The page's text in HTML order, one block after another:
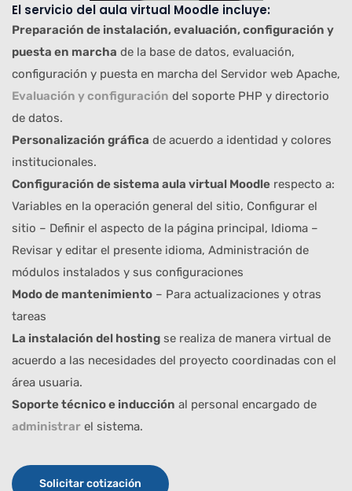
El servicio del aula virtual Moodle incluye:
Preparación de instalación, evaluación, configuración y
puesta en marcha de la base de datos, evaluación,
configuración y puesta en marcha del Servidor web Apache,
Evaluación y configuración del soporte PHP y directorio
de datos.
Personalización gráfica de acuerdo a identidad y colores
institucionales.
Configuración de sistema aula virtual Moodle respecto a:
Variables en la operación general del sitio, Configurar el
sitio – Definir el aspecto de la página principal, Idioma –
Revisar y editar el presente idioma, Administración de
módulos instalados y sus configuraciones
Modo de mantenimiento – Para actualizaciones y otras
tareas
La instalación del hosting se realiza de manera virtual de
acuerdo a las necesidades del proyecto coordinadas con el
área usuaria.
Soporte técnico e inducción al personal encargado de
administrar el sistema.
Solicitar cotización